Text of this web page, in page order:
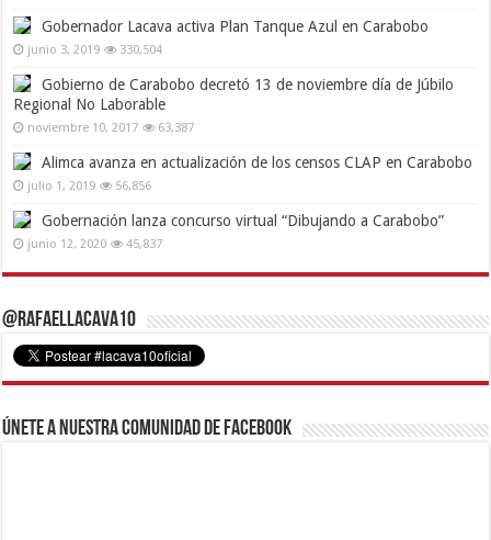
Gobernador Lacava activa Plan Tanque Azul en Carabobo
junio 3, 2019 330,504
Gobierno de Carabobo decretó 13 de noviembre día de Júbilo
Regional No Laborable
noviembre 10, 2017 63,387
Alimca avanza en actualización de los censos CLAP en Carabobo
julio 1, 2019 56,856
Gobernación lanza concurso virtual “Dibujando a Carabobo”
junio 12, 2020 45,837
@RafaelLacava10
Únete a nuestra comunidad de Facebook